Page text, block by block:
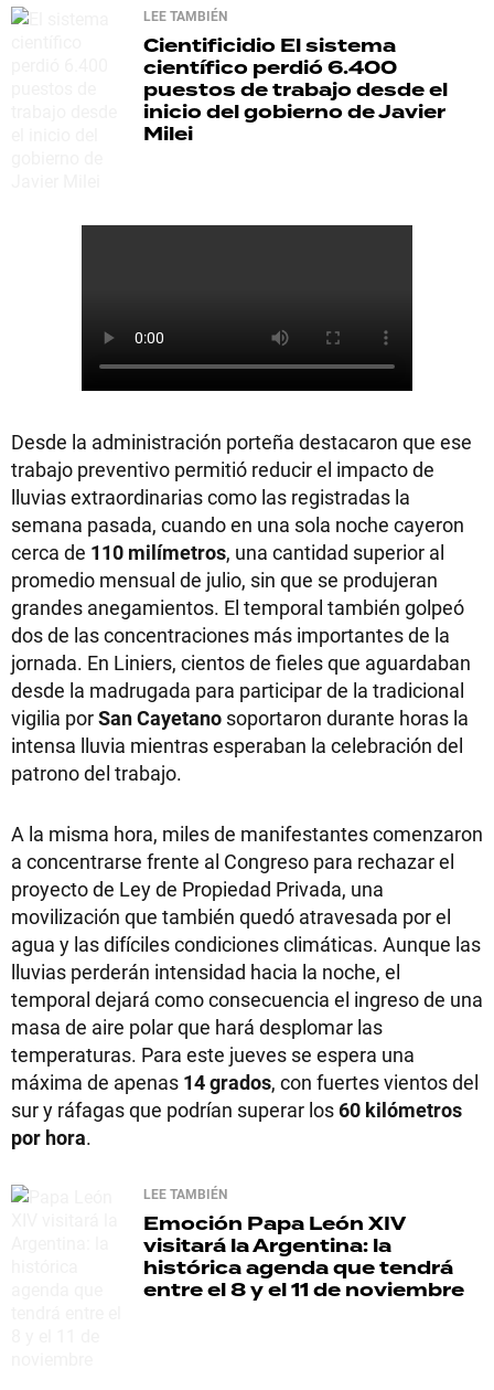
LEE TAMBIÉN
Cientificidio El sistema
científico perdió 6.400
puestos de trabajo desde el
inicio del gobierno de Javier
Milei
Desde la administración porteña destacaron que ese
trabajo preventivo permitió reducir el impacto de
lluvias extraordinarias como las registradas la
semana pasada, cuando en una sola noche cayeron
cerca de 110 milímetros, una cantidad superior al
promedio mensual de julio, sin que se produjeran
grandes anegamientos. El temporal también golpeó
dos de las concentraciones más importantes de la
jornada. En Liniers, cientos de fieles que aguardaban
desde la madrugada para participar de la tradicional
vigilia porSan Cayetano soportaron durante horas la
intensa lluvia mientras esperaban la celebración del
patrono del trabajo.
A la misma hora, miles de manifestantes comenzaron
a concentrarse frente al Congreso para rechazar el
proyecto de Ley de Propiedad Privada, una
movilización que también quedó atravesada por el
agua y las difíciles condiciones climáticas. Aunque las
lluvias perderán intensidad hacia la noche, el
temporal dejará como consecuencia el ingreso de una
masa de aire polar que hará desplomar las
temperaturas. Para este jueves se espera una
máxima de apenas 14 grados, con fuertes vientos del
sur y ráfagas que podrían superar los60 kilómetros
por hora.
LEE TAMBIÉN
Emoción Papa León XIV
visitará la Argentina: la
histórica agenda que tendrá
entre el 8 y el 11 de noviembre